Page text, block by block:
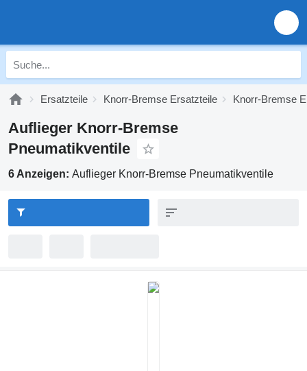
Ersatzteile Knorr-Bremse Ersatzteile Knorr-Bremse
Auflieger Knorr-Bremse
Pneumatikventile
6 Anzeigen: Auflieger Knorr-Bremse Pneumatikventile